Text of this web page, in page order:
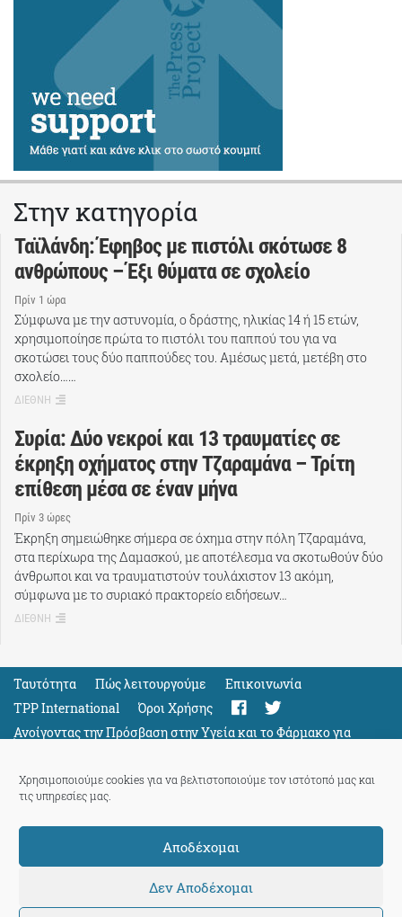
Χρησιμοποιούμε cookies για να βελτιστοποιούμε τον ιστότοπό μας και
τις υπηρεσίες μας.
Αποδέχομαι
Δεν Αποδέχομαι
Στην κατηγορία
Ταϊλάνδη: Έφηβος με πιστόλι σκότωσε 8
ανθρώπους – Έξι θύματα σε σχολείο
Πρίν 1 ώρα
Σύμφωνα με την αστυνομία, ο δράστης, ηλικίας 14 ή 15 ετών,
χρησιμοποίησε πρώτα το πιστόλι του παππού του για να
σκοτώσει τους δύο παππούδες του. Αμέσως μετά, μετέβη στο
σχολείο……
ΔΙΕΘΝΗ
Συρία: Δύο νεκροί και 13 τραυματίες σε
έκρηξη οχήματος στην Τζαραμάνα – Τρίτη
επίθεση μέσα σε έναν μήνα
Πρίν 3 ώρες
Έκρηξη σημειώθηκε σήμερα σε όχημα στην πόλη Τζαραμάνα,
στα περίχωρα της Δαμασκού, με αποτέλεσμα να σκοτωθούν δύο
άνθρωποι και να τραυματιστούν τουλάχιστον 13 ακόμη,
σύμφωνα με το συριακό πρακτορείο ειδήσεων…
ΔΙΕΘΝΗ
Ταυτότητα Πώς λειτουργούμε
Eπικοινωνία
TPP International
Όροι Χρήσης
Ανοίγοντας την Πρόσβαση στην Υγεία και το Φάρμακο για
Όλους
Support
ThePressProject
powered by our community members